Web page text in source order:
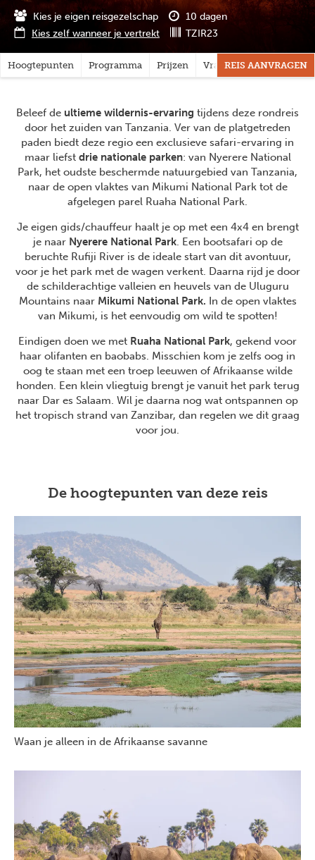
Kies je eigen reisgezelschap
10 dagen
Kies zelf wanneer je vertrekt
TZIR23
Hoogtepunten Programma Prijzen Vragen?REIS AANVRAGEN
Beleef de ultieme wildernis-ervaring tijdens deze rondreis
door het zuiden van Tanzania. Ver van de platgetreden
paden biedt deze regio een exclusieve safari-ervaring in
maar liefstdrie nationale parken: van Nyerere National
Park, het oudste beschermde natuurgebied van Tanzania,
naar de open vlaktes van Mikumi National Park tot de
afgelegen parel Ruaha National Park.
Je eigen gids/chauffeur haalt je op met een 4x4 en brengt
je naar Nyerere National Park. Een bootsafari op de
beruchte Rufiji River is de ideale start van dit avontuur,
voor je het park met de wagen verkent. Daarna rijd je door
de schilderachtige valleien en heuvels van de Uluguru
Mountains naar Mikumi National Park. In de open vlaktes
van Mikumi, is het eenvoudig om wild te spotten!
Eindigen doen we met Ruaha National Park, gekend voor
haar olifanten en baobabs. Misschien kom je zelfs oog in
oog te staan met een troep leeuwen of Afrikaanse wilde
honden. Een klein vliegtuig brengt je vanuit het park terug
naar Dar es Salaam. Wil je daarna nog wat ontspannen op
het tropisch strand van Zanzibar, dan regelen we dit graag
voor jou.
De hoogtepunten van deze reis
Waan je alleen in de Afrikaanse savanne